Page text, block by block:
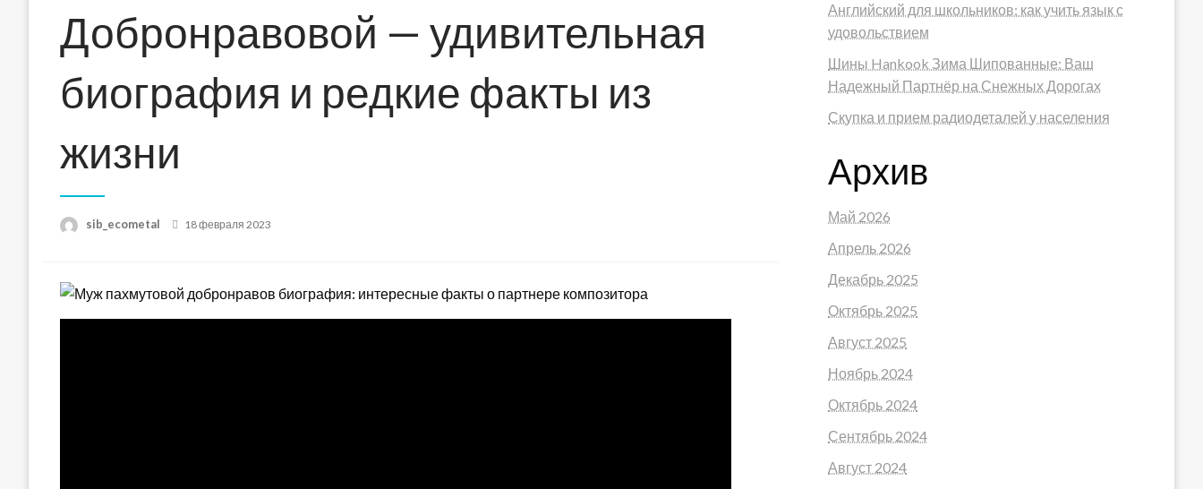
Добронравовой — удивительная
биография и редкие факты из
жизни
sib_ecometal
Posted
18 февраля 2023
Английский для школьников: как учить язык с
удовольствием
Шины Hankook Зима Шипованные: Ваш
Надежный Партнёр на Снежных Дорогах
Скупка и прием радиодеталей у населения
Архив
Май 2026
Апрель 2026
Декабрь 2025
Октябрь 2025
Август 2025
Ноябрь 2024
Октябрь 2024
Сентябрь 2024
Август 2024